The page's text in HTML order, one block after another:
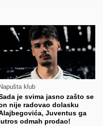
Napušta klub
je svima jasno zašto se
nije radovao dolasku
Juventus ga
odmah prodao!